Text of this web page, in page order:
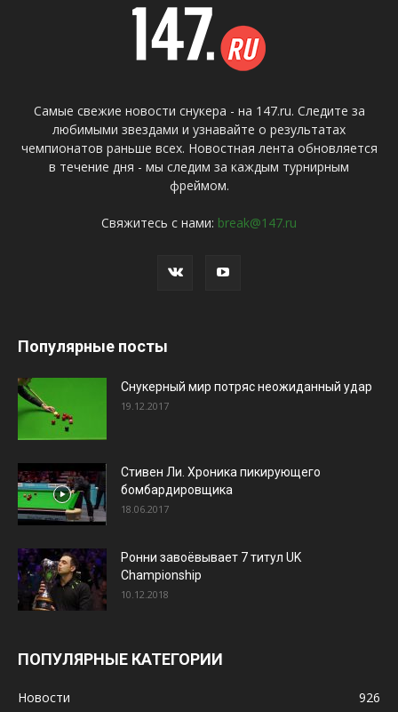
Самые свежие новости снукера - на 147.ru. Следите за
любимыми звездами и узнавайте о результатах
чемпионатов раньше всех. Новостная лента обновляется
в течение дня - мы следим за каждым турнирным
фреймом.
Свяжитесь с нами: break@147.ru
Популярные посты
Снукерный мир потряс неожиданный удар
19.12.2017
Стивен Ли. Хроника пикирующего
бомбардировщика
18.06.2017
Ронни завоёвывает 7 титул UK
Championship
10.12.2018
ПОПУЛЯРНЫЕ КАТЕГОРИИ
Новости 926